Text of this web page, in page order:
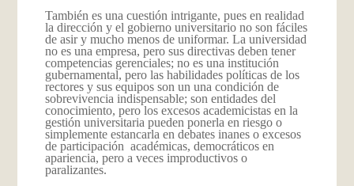
También es una cuestión intrigante, pues en realidad
la dirección y el gobierno universitario no son fáciles
de asir y mucho menos de uniformar. La universidad
no es una empresa, pero sus directivas deben tener
competencias gerenciales; no es una institución
gubernamental, pero las habilidades políticas de los
rectores y sus equipos son un una condición de
sobrevivencia indispensable; son entidades del
conocimiento, pero los excesos academicistas en la
gestión universitaria pueden ponerla en riesgo o
simplemente estancarla en debates inanes o excesos
de participación académicas, democráticos en
apariencia, pero a veces improductivos o
paralizantes.